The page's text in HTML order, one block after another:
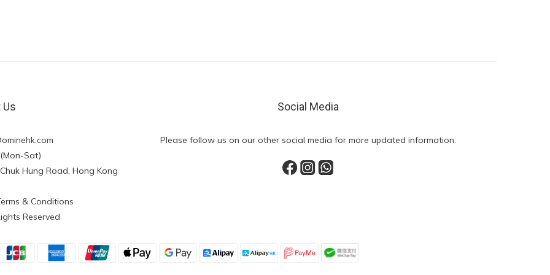
(Mon-Sat)
Hung Road, Hong Kong
& Conditions
Reserved
Social Media
Please follow us on our other social media for more updated information.